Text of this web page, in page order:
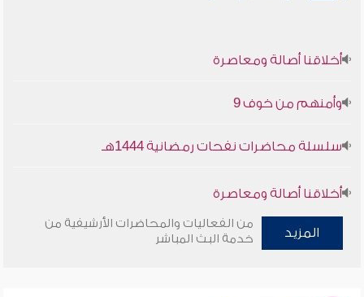
أخلاقنا أصالة ومعاصرة
وأمنهم من خوف 9
سلسلة محاضرات نفحات رمضانية 1444هـ
أخلاقنا أصالة ومعاصرة
وأمنهم من خوف 9
المزيد
من الفعاليات والمحاضرات الأرشيفية من
خدمة البث المباشر